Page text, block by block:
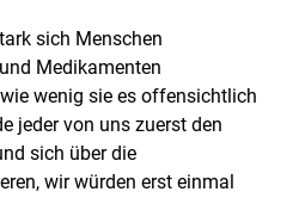
sich Menschen
Medikamenten
wenig sie es offensichtlich
jeder von uns zuerst den
sich über die
wir würden erst einmal